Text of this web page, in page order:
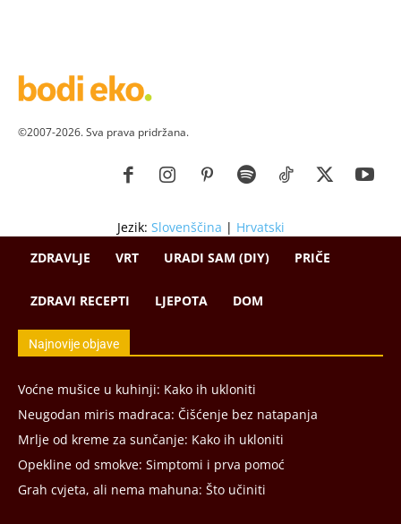
©2007-2026. Sva prava pridržana.
Jezik: Slovenščina | Hrvatski
ZDRAVLJE
VRT URADI SAM (DIY) PRIČE
ZDRAVI RECEPTI LJEPOTA DOM
Najnovije objave
Voćne mušice u kuhinji: Kako ih ukloniti
Neugodan miris madraca: Čišćenje bez natapanja
Mrlje od kreme za sunčanje: Kako ih ukloniti
Opekline od smokve: Simptomi i prva pomoć
Grah cvjeta, ali nema mahuna: Što učiniti